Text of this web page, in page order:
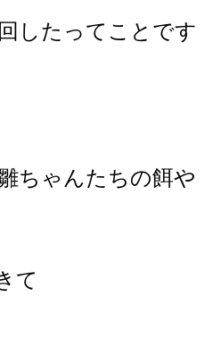
したってことです
ちゃんたちの餌や
て